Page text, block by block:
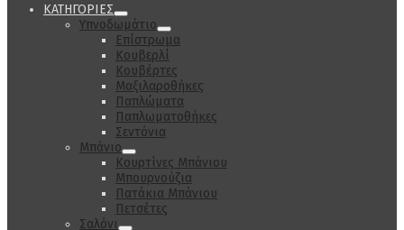
ΚΑΤΗΓΟΡΙΕΣ
Υπνοδωμάτιο
Επίστρωμα
Κουβερλί
Κουβέρτες
Μαξιλαροθήκες
Παπλώματα
Παπλωματοθήκες
Σεντόνια
Μπάνιο
Κουρτίνες Μπάνιου
Μπουρνούζια
Πατάκια Μπάνιου
Πετσέτες
Σαλόνι